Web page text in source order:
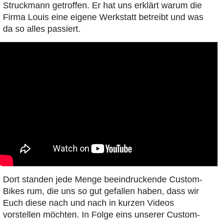
Struckmann getroffen. Er hat uns erklärt warum die
Firma Louis eine eigene Werkstatt betreibt und was
da so alles passiert.
Dort standen jede Menge beeindruckende Custom-
Bikes rum, die uns so gut gefallen haben, dass wir
Euch diese nach und nach in kurzen Videos
vorstellen möchten. In Folge eins unserer Custom-